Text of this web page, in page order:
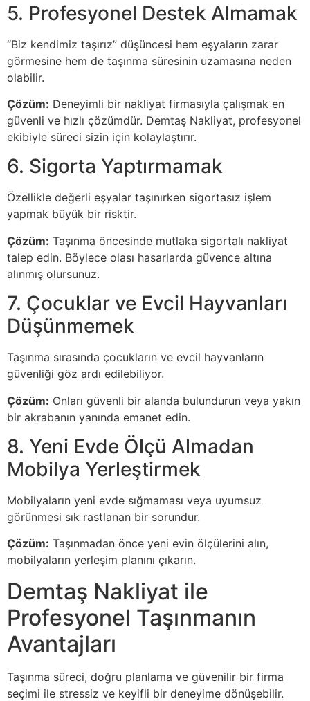
5. Profesyonel Destek Almamak
“Biz kendimiz taşırız” düşüncesi hem eşyaların zarar
görmesine hem de taşınma süresinin uzamasına neden
olabilir.
Çözüm: Deneyimli bir nakliyat firmasıyla çalışmak en
güvenli ve hızlı çözümdür. Demtaş Nakliyat, profesyonel
ekibiyle süreci sizin için kolaylaştırır.
6. Sigorta Yaptırmamak
Özellikle değerli eşyalar taşınırken sigortasız işlem
yapmak büyük bir risktir.
Çözüm: Taşınma öncesinde mutlaka sigortalı nakliyat
talep edin. Böylece olası hasarlarda güvence altına
alınmış olursunuz.
7. Çocuklar ve Evcil Hayvanları
Düşünmemek
Taşınma sırasında çocukların ve evcil hayvanların
güvenliği göz ardı edilebiliyor.
Çözüm: Onları güvenli bir alanda bulundurun veya yakın
bir akrabanın yanında emanet edin.
8. Yeni Evde Ölçü Almadan
Mobilya Yerleştirmek
Mobilyaların yeni evde sığmaması veya uyumsuz
görünmesi sık rastlanan bir sorundur.
Çözüm: Taşınmadan önce yeni evin ölçülerini alın,
mobilyaların yerleşim planını çıkarın.
Demtaş Nakliyat ile
Profesyonel Taşınmanın
Avantajları
Taşınma süreci, doğru planlama ve güvenilir bir firma
seçimi ile stressiz ve keyifli bir deneyime dönüşebilir.